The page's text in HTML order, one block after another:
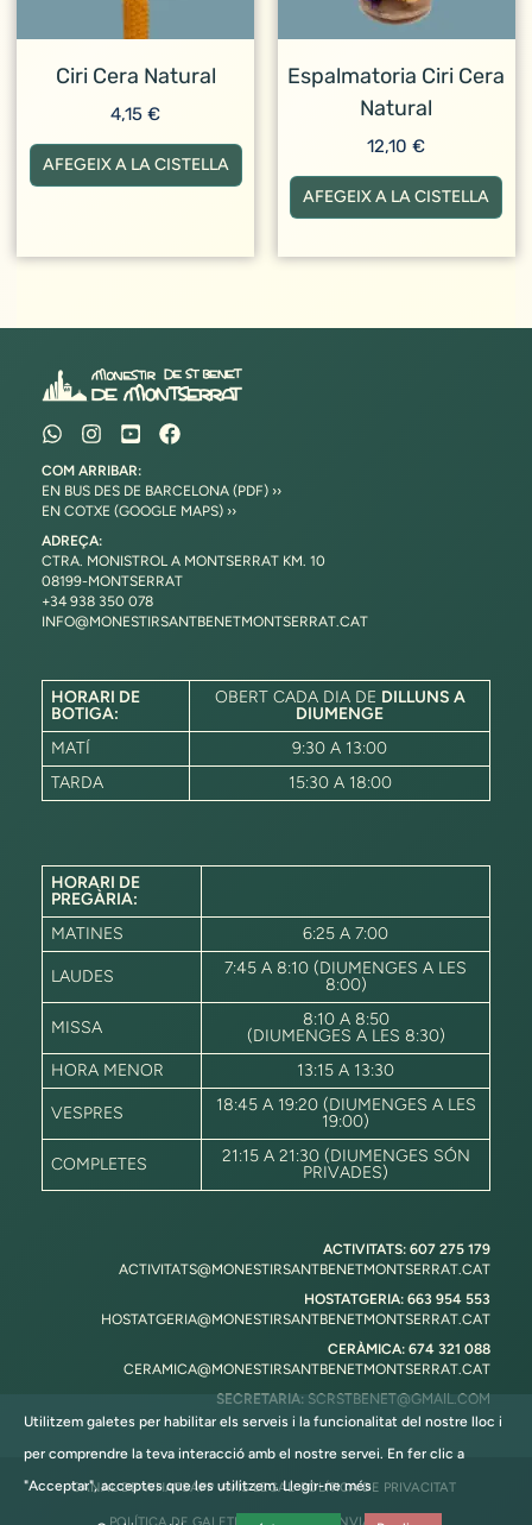
Ciri Cera Natural
4,15€
AFEGEIX A LA CISTELLA
Espalmatoria Ciri Cera
Natural
12,10€
AFEGEIX A LA CISTELLA
COM ARRIBAR:
EN BUS DES DE BARCELONA (PDF) ››
EN COTXE (GOOGLE MAPS) ››
ADREÇA:
CTRA. MONISTROL A MONTSERRAT KM. 10
08199-MONTSERRAT
+34 938 350 078
INFO@MONESTIRSANTBENETMONTSERRAT.CAT
HORARI DE
BOTIGA:
OBERT CADA DIA DE DILLUNS A
DIUMENGE
MATÍ
9:30 A 13:00
TARDA
15:30 A 18:00
HORARI DE
PREGÀRIA:
MATINES
6:25 A 7:00
LAUDES
7:45 A 8:10 (DIUMENGES A LES
8:00)
MISSA
8:10 A 8:50
(DIUMENGES A LES 8:30)
HORA MENOR
13:15 A 13:30
VESPRES
18:45 A 19:20 (DIUMENGES A LES
19:00)
COMPLETES
21:15 A 21:30 (DIUMENGES SÓN
PRIVADES)
ACTIVITATS: 607 275 179
ACTIVITATS@MONESTIRSANTBENETMONTSERRAT.CAT
HOSTATGERIA: 663 954 553
HOSTATGERIA@MONESTIRSANTBENETMONTSERRAT.CAT
CERÀMICA: 674 321 088
CERAMICA@MONESTIRSANTBENETMONTSERRAT.CAT
SECRETARIA: SCRSTBENET@GMAIL.COM
CANAL DE WHATSAPP AVÍS LEGAL POLÍTICA DE PRIVACITAT
Utilitzem galetes per habilitar els serveis i la funcionalitat del nostre lloc i
per comprendre la teva interacció amb el nostre servei. En fer clic a
"Acceptar", acceptes que les utilitzem.Llegir-ne més